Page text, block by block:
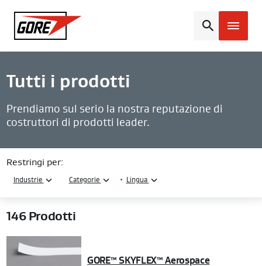
Gore
Tutti i prodotti
Prendiamo sul serio la nostra reputazione di
costruttori di prodotti leader.
Restringi per:
Industrie Categorie • Lingua
146Prodotti
GORE™ SKYFLEX™ Aerospace